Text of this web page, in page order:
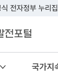
전자정부 누리
국가지